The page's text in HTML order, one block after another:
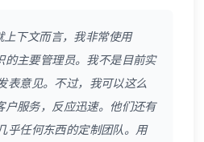
上下文而言，我非常使用
的主要管理员。我不是目前实
表意见。不过，我可以这么
户服务，反应迅速。他们还有
乎任何东西的定制团队。用